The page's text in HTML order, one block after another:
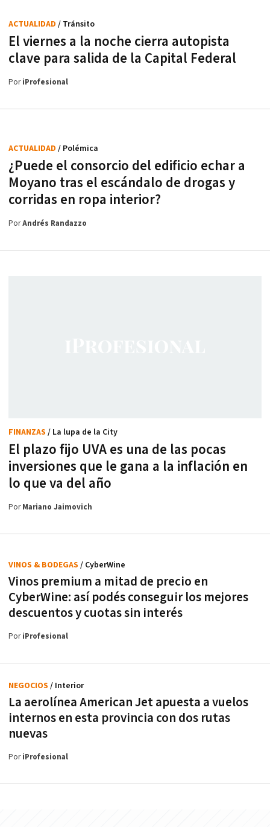
El viernes a la noche cierra autopista
clave para salida de la Capital Federal
ACTUALIDAD / Tránsito
PoriProfesional
¿Puede el consorcio del edificio echar a
Moyano tras el escándalo de drogas y
corridas en ropa interior?
ACTUALIDAD / Polémica
PorAndrés Randazzo
El plazo fijo UVA es una de las pocas
inversiones que le gana a la inflación en
lo que va del año
FINANZAS / La lupa de la City
PorMariano Jaimovich
Vinos premium a mitad de precio en
CyberWine: así podés conseguir los mejores
descuentos y cuotas sin interés
VINOS & BODEGAS / CyberWine
PoriProfesional
La aerolínea American Jet apuesta a vuelos
internos en esta provincia con dos rutas
nuevas
NEGOCIOS / Interior
PoriProfesional